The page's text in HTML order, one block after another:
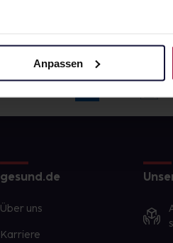
Anpassen
gesund.de
Über uns
Karriere